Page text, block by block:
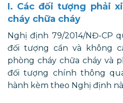
I. Các đối tượng phải
cháy chữa cháy
Nghị định 79/2014/NĐ-CP
đối tượng cần và không
phòng cháy chữa cháy và
đối tượng chính thông
hành kèm theo Nghị định